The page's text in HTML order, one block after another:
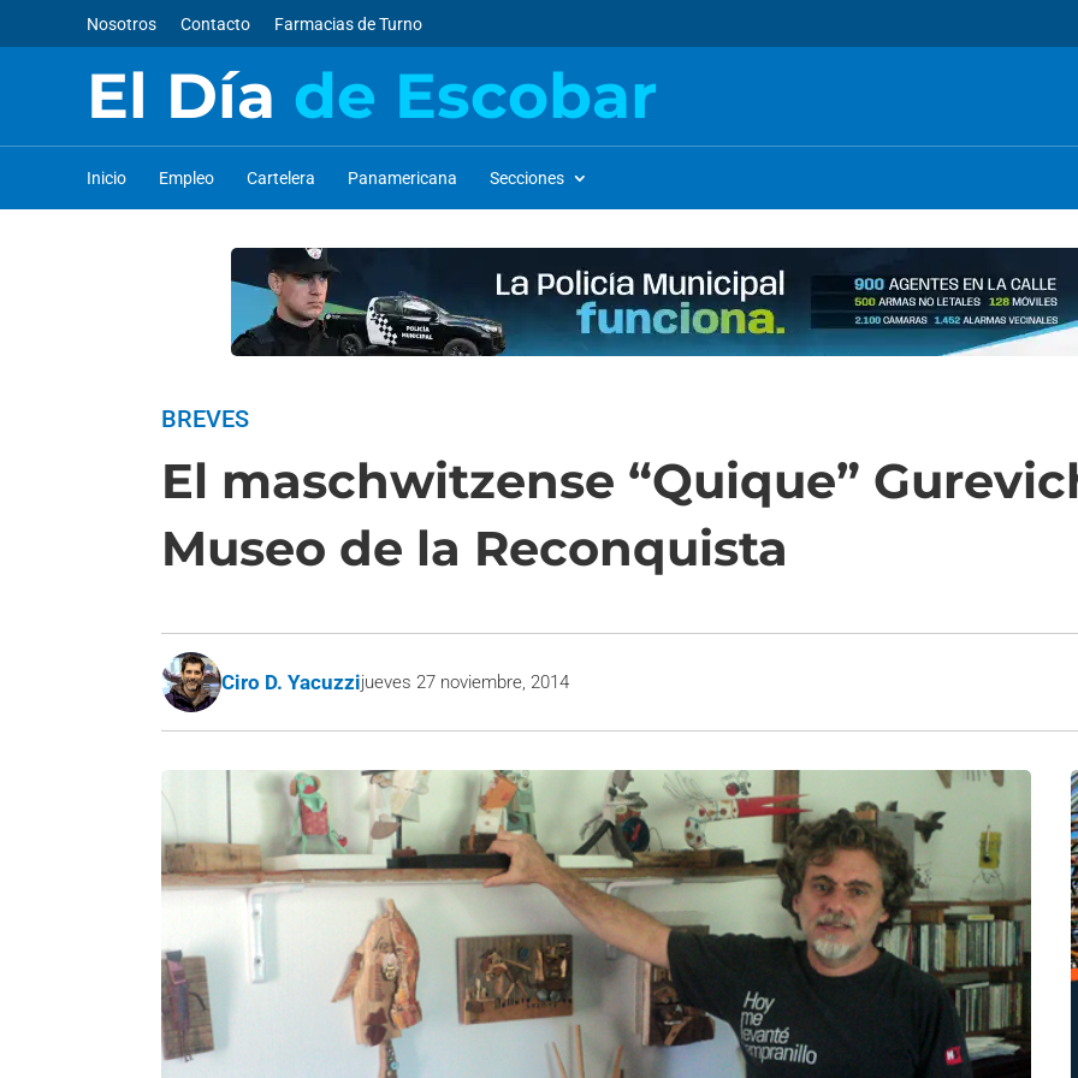
Nosotros Contacto Farmacias de Turno
El Día de Escobar
Inicio Empleo Cartelera Panamericana Secciones
BREVES
El maschwitzense “Quique”
Museo de la Reconquista
Ciro D. Yacuzzijueves 27 noviembre, 2014